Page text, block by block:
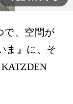
で、空間が
ま』に、そ